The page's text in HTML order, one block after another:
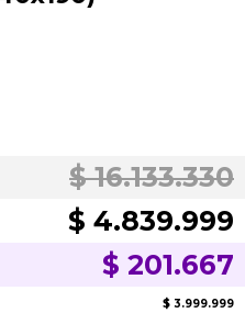
$ 16.133.330
$ 4.839.999
$ 201.667
$ 3.999.999